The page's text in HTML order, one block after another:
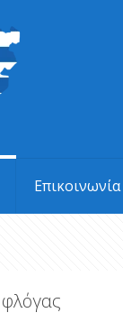
Επικοινωνία